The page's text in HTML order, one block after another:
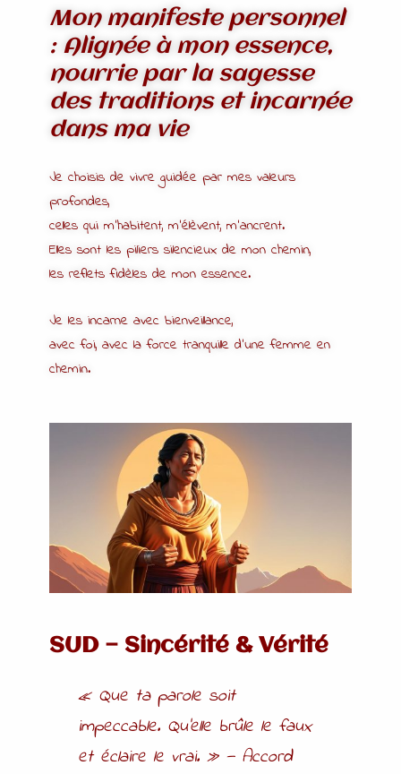
Mon manifeste personnel
: Alignée à mon essence,
nourrie par la sagesse
des traditions et incarnée
dans ma vie
Je choisis de vivre guidée par mes valeurs
profondes,
celles qui m’habitent, m’élèvent, m’ancrent.
Elles sont les piliers silencieux de mon chemin,
les reflets fidèles de mon essence.
Je les incarne avec bienveillance,
avec foi, avec la force tranquille d’une femme en
chemin.
SUD — Sincérité & Vérité
« Que ta parole soit
impeccable. Qu’elle brûle le faux
et éclaire le vrai. »— Accord